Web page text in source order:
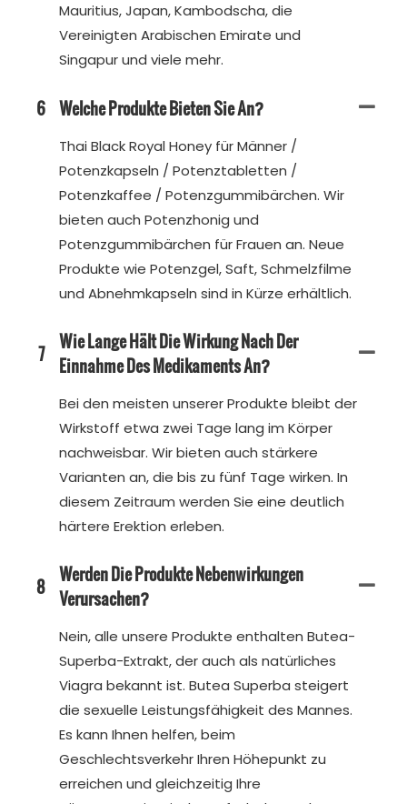
Mauritius, Japan, Kambodscha, die
Vereinigten Arabischen Emirate und
Singapur und viele mehr.
6 Welche Produkte Bieten Sie An?
Thai Black Royal Honey für Männer /
Potenzkapseln / Potenztabletten /
Potenzkaffee / Potenzgummibärchen. Wir
bieten auch Potenzhonig und
Potenzgummibärchen für Frauen an. Neue
Produkte wie Potenzgel, Saft, Schmelzfilme
und Abnehmkapseln sind in Kürze erhältlich.
7
Wie Lange Hält Die Wirkung Nach Der
Einnahme Des Medikaments An?
Bei den meisten unserer Produkte bleibt der
Wirkstoff etwa zwei Tage lang im Körper
nachweisbar. Wir bieten auch stärkere
Varianten an, die bis zu fünf Tage wirken. In
diesem Zeitraum werden Sie eine deutlich
härtere Erektion erleben.
8 Werden Die Produkte Nebenwirkungen
Verursachen?
Nein, alle unsere Produkte enthalten Butea-
Superba-Extrakt, der auch als natürliches
Viagra bekannt ist. Butea Superba steigert
die sexuelle Leistungsfähigkeit des Mannes.
Es kann Ihnen helfen, beim
Geschlechtsverkehr Ihren Höhepunkt zu
erreichen und gleichzeitig Ihre